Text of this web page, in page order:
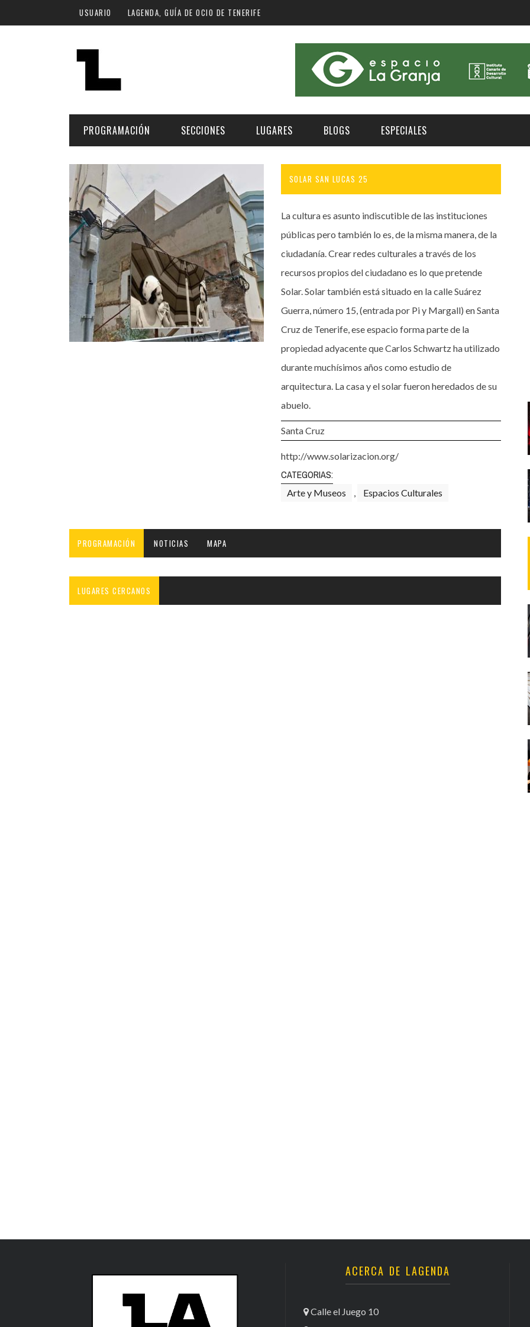
Pasar al contenido principal
USUARIO LAGENDA, GUÍA DE OCIO DE TENERIFE
PROGRAMACIÓN
FECHA
Hoy
Plan Finde
LUGAR
Norte
Santa Cruz | La Laguna
Islas
Cultura
Gastro
Infantil
Música
Escénicas
SECCIONES
ESCÉNICAS
CULTURA
GASTRONOMÍA
INFANTIL
LUGARES
ARTE | MUSEOS
SALAS Y AUDITORIOS
ESPACIOS CULTURALES
NOCHE
LOCALES CON ACTUACIONES
COMERCIO
GASTRO
FORMATIVO
BLOGS ESPECIALES
TENERIFE PHE FESTIVAL 2026
XXVII VERANO DE CUENTO
SOLAR SAN LUCAS 25
La cultura es asunto indiscutible de las instituciones
públicas pero también lo es, de la misma manera, de la
ciudadanía. Crear redes culturales a través de los
recursos propios del ciudadano es lo que pretende
Solar. Solar también está situado en la calle Suárez
Guerra, número 15, (entrada por Pi y Margall) en Santa
Cruz de Tenerife, ese espacio forma parte de la
propiedad adyacente que Carlos Schwartz ha utilizado
durante muchísimos años como estudio de
arquitectura. La casa y el solar fueron heredados de su
abuelo.
Santa Cruz
http://www.solarizacion.org/
CATEGORIAS:
Arte y Museos , Espacios Culturales
PROGRAMACIÓN NOTICIAS MAPA
LUGARES CERCANOS
ACERCA DE LAGENDA
Calle el Juego 10